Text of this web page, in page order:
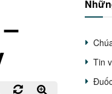
Tin